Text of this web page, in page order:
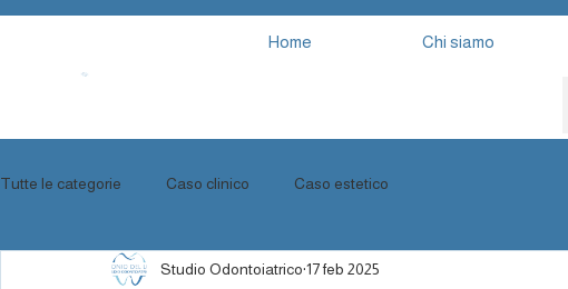
Home Chi siamo
Tutte le categorie Caso clinico Caso estetico
Studio Odontoiatrico 17 feb 2025